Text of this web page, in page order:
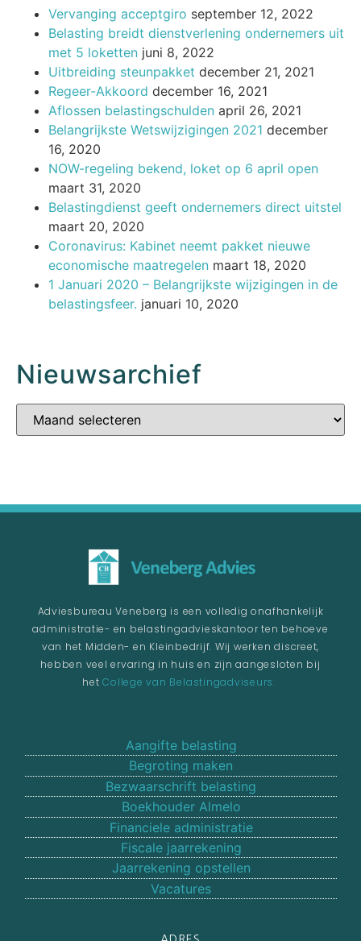
Vervanging acceptgiro september 12, 2022
Belasting breidt dienstverlening ondernemers uit
met 5 loketten juni 8, 2022
Uitbreiding steunpakket december 21, 2021
Regeer-Akkoord december 16, 2021
Aflossen belastingschulden april 26, 2021
Belangrijkste Wetswijzigingen 2021 december
16, 2020
NOW-regeling bekend, loket op 6 april open
maart 31, 2020
Belastingdienst geeft ondernemers direct uitstel
maart 20, 2020
Coronavirus: Kabinet neemt pakket nieuwe
economische maatregelen maart 18, 2020
1 Januari 2020 – Belangrijkste wijzigingen in de
belastingsfeer. januari 10, 2020
Nieuwsarchief
Adviesbureau Veneberg is een volledig onafhankelijk
administratie- en belastingadvieskantoor ten behoeve
van het Midden- en Kleinbedrijf. Wij werken discreet,
hebben veel ervaring in huis en zijn aangesloten bij
hetCollege van Belastingadviseurs.
Aangifte belasting
Begroting maken
Bezwaarschrift belasting
Boekhouder Almelo
Financiele administratie
Fiscale jaarrekening
Jaarrekening opstellen
Vacatures